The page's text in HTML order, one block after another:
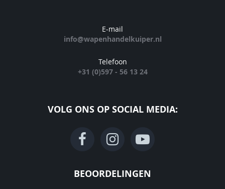
E-mail
info@wapenhandelkuiper.nl
Telefoon
+31 (0)597 - 56 13 24
VOLG ONS OP SOCIAL MEDIA:
BEOORDELINGEN